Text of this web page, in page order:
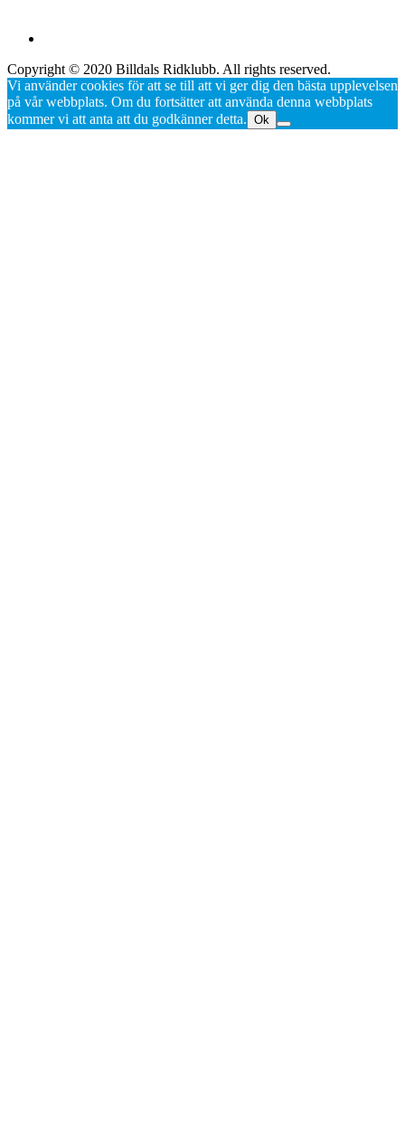
Copyright © 2020 Billdals Ridklubb. All rights reserved.
Vi använder cookies för att se till att vi ger dig den bästa upplevelsen
på vår webbplats. Om du fortsätter att använda denna webbplats
kommer vi att anta att du godkänner detta. Ok